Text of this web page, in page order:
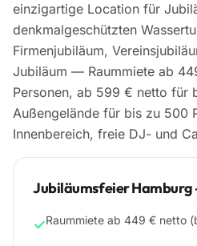
einzigartige Location für
denkmalgeschützten
Firmenjubiläum,
Jubiläum — Raummiete ab
Personen, ab 599 € netto für
Außengelände für bis zu 500
Innenbereich, freie DJ- und
Jubiläumsfeier Hamburg
✓Raummiete ab 449 € netto